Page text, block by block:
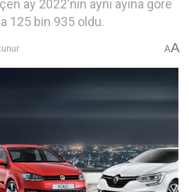
ay 2022'nin aynı ayına göre
125 bin 935 oldu.
AA